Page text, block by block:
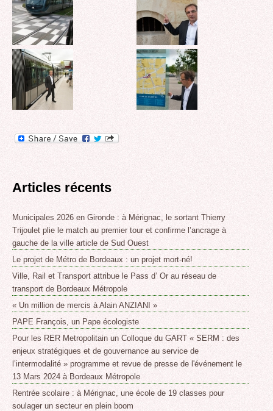
Articles récents
Municipales 2026 en Gironde : à Mérignac, le sortant Thierry
Trijoulet plie le match au premier tour et confirme l’ancrage à
gauche de la ville article de Sud Ouest
Le projet de Métro de Bordeaux : un projet mort-né!
Ville, Rail et Transport attribue le Pass d’ Or au réseau de
transport de Bordeaux Métropole
« Un million de mercis à Alain ANZIANI »
PAPE François, un Pape écologiste
Pour les RER Metropolitain un Colloque du GART « SERM : des
enjeux stratégiques et de gouvernance au service de
l’intermodalité » programme et revue de presse de l'événement le
13 Mars 2024 à Bordeaux Métropole
Rentrée scolaire : à Mérignac, une école de 19 classes pour
soulager un secteur en plein boom